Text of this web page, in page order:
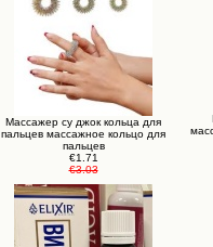
Массажер су джок кольца для
пальцев массажное кольцо для
пальцев
€1.71
€3.03